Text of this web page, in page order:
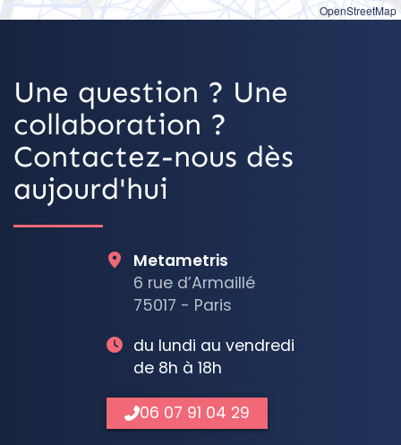
OpenStreetMap
Une question ? Une
collaboration ?
Contactez-nous dès
aujourd'hui
Metametris
6 rue d’Armaillé
75017 - Paris
du lundi au vendredi
de 8h à 18h
06 07 91 04 29